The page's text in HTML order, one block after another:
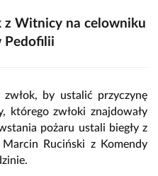
z Witnicy na celowniku
Pedofilii
by ustalić przyczynę
którego zwłoki znajdowały
pożaru ustali biegły z
Ruciński z Komendy